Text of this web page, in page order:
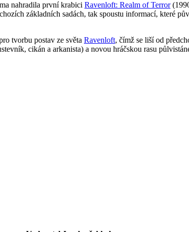
nahradila první krabici Ravenloft: Realm of Terror
základních sadách, tak spoustu informací, které
tvorbu postav ze světa Ravenloft, čímž se liší od
cikán a arkanista) a novou hráčskou rasu